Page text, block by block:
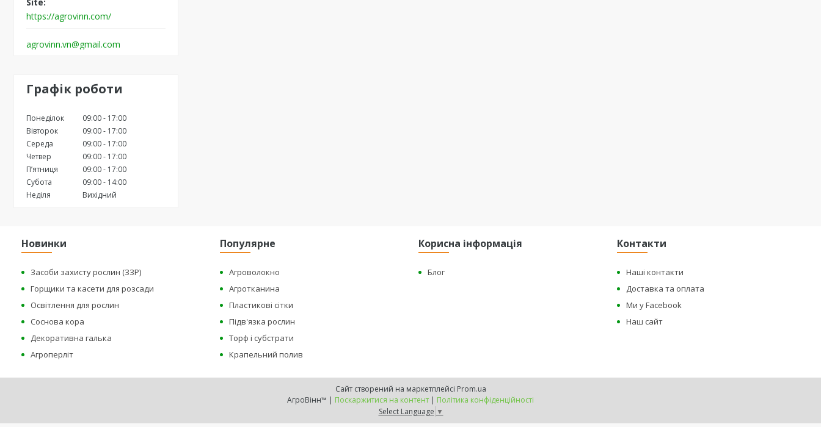
https://agrovinn.com/
agrovinn.vn@gmail.com
Графік роботи
Понеділок 09:00
17:00
Вівторок
09:00
17:00
Середа
09:00
17:00
Четвер
09:00
17:00
Пʼятниця
09:00
17:00
Субота
09:00
14:00
Неділя
Вихідний
Новинки
Засоби захисту рослин (ЗЗР)
Горщики та касети для розсади
Освітлення для рослин
Соснова кора
Декоративна галька
Агроперліт
Популярне
Агроволокно
Агротканина
Пластикові сітки
Підв'язка рослин
Торф і субстрати
Крапельний полив
Корисна інформація
Блог
Контакти
Наші контакти
Доставка та оплата
Ми у Facebook
Наш сайт
Сайт створений на маркетплейсі Prom.ua
АгроВінн™ | Поскаржитися на контент | Політика конфіденційності
Select Language ▼